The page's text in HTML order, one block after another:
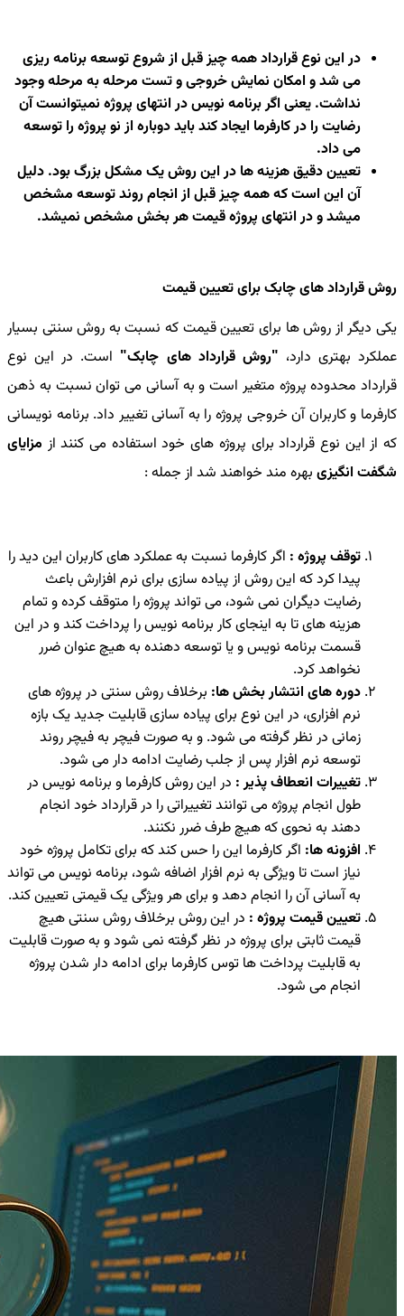
در این نوع قرارداد همه چیز قبل از شروع توسعه برنامه ریزی
می شد و امکان نمایش خروجی و تست مرحله به مرحله وجود
نداشت. یعنی اگر برنامه نویس در انتهای پروژه نمیتوانست آن
رضایت را در کارفرما ایجاد کند باید دوباره از نو پروژه را توسعه
می داد.
تعیین دقیق هزینه ها در این روش یک مشکل بزرگ بود. دلیل
آن این است که همه چیز قبل از انجام روند توسعه مشخص
میشد و در انتهای پروژه قیمت هر بخش مشخص نمیشد.
روش قرارداد های چابک برای تعیین قیمت
یکی دیگر از روش ها برای تعیین قیمت که نسبت به روش سنتی بسیار
عملکرد بهتری دارد، "روش قرارداد های چابک" است. در این نوع
قرارداد محدوده پروژه متغیر است و به آسانی می توان نسبت به ذهن
کارفرما و کاربران آن خروجی پروژه را به آسانی تغییر داد. برنامه نویسانی
که از این نوع قرارداد برای پروژه های خود استفاده می کنند از مزایای
شگفت انگیزی بهره مند خواهند شد از جمله :
توقف پروژه : اگر کارفرما نسبت به عملکرد های کاربران این دید را
پیدا کرد که این روش از پیاده سازی برای نرم افزارش باعث
رضایت دیگران نمی شود، می تواند پروژه را متوقف کرده و تمام
هزینه های تا به اینجای کار برنامه نویس را پرداخت کند و در این
قسمت برنامه نویس و یا توسعه دهنده به هیچ عنوان ضرر
نخواهد کرد.
دوره های انتشار بخش ها: برخلاف روش سنتی در پروژه های
نرم افزاری، در این نوع برای پیاده سازی قابلیت جدید یک بازه
زمانی در نظر گرفته می شود. و به صورت فیچر به فیچر روند
توسعه نرم افزار پس از جلب رضایت ادامه دار می شود.
تغییرات انعطاف پذیر : در این روش کارفرما و برنامه نویس در
طول انجام پروژه می توانند تغییراتی را در قرارداد خود انجام
دهند به نحوی که هیچ طرف ضرر نکنند.
افزونه ها: اگر کارفرما این را حس کند که برای تکامل پروژه خود
نیاز است تا ویژگی به نرم افزار اضافه شود، برنامه نویس می تواند
به آسانی آن را انجام دهد و برای هر ویژگی یک قیمتی تعیین کند.
تعیین قیمت پروژه : در این روش برخلاف روش سنتی هیچ
قیمت ثابتی برای پروژه در نظر گرفته نمی شود و به صورت قابلیت
به قابلیت پرداخت ها توس کارفرما برای ادامه دار شدن پروژه
انجام می شود.